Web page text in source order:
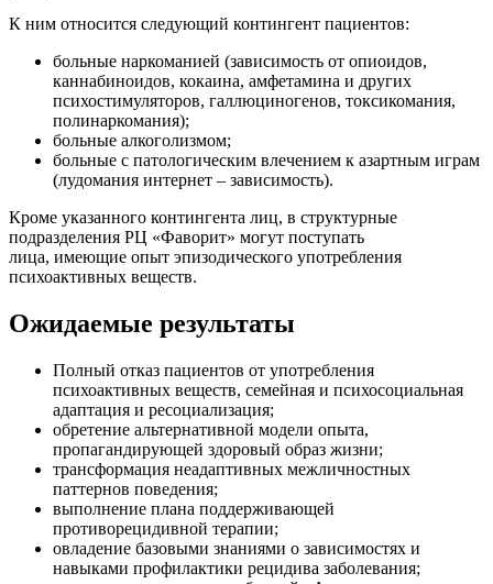
К ним относится следующий контингент пациентов:
больные наркоманией (зависимость от опиоидов,
каннабиноидов, кокаина, амфетамина и других
психостимуляторов, галлюциногенов, токсикомания,
полинаркомания);
больные алкоголизмом;
больные с патологическим влечением к азартным играм
(лудомания интернет – зависимость).
Кроме указанного контингента лиц, в структурные
подразделения РЦ «Фаворит» могут поступать
лица, имеющие опыт эпизодического употребления
психоактивных веществ.
Ожидаемые результаты
Полный отказ пациентов от употребления
психоактивных веществ, семейная и психосоциальная
адаптация и ресоциализация;
обретение альтернативной модели опыта,
пропагандирующей здоровый образ жизни;
трансформация неадаптивных межличностных
паттернов поведения;
выполнение плана поддерживающей
противорецидивной терапии;
овладение базовыми знаниями о зависимостях и
навыками профилактики рецидива заболевания;